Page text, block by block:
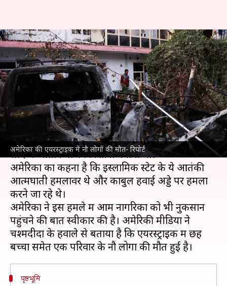
अमेरिका की एयरस्ट्राइक में नौ लोगों की मौत- रिपोर्ट
काबुल: अमेरिका की एयरस्ट्राइक में
छह बच्चों समेत एक परिवार के नौ
लोगों की मौत- रिपोर्ट
लेखन 08:39 am
अमेरिका ने रविवार को काबुल में एक एयरस्ट्राइक कर
संदिग्ध आतंकियों को निशाना बनाया था।
अमेरिका का कहना है कि इस्लामिक स्टेट के ये आतंकी
आत्मघाती हमलावर थे और काबुल हवाई अड्डे पर हमला
करने जा रहे थे।
अमेरिका ने इस हमले में आम नागरिकों को भी नुकसान
पहुंचने की बात स्वीकार की है। अमेरिकी मीडिया ने
चश्मदीदों के हवाले से बताया है कि एयरस्ट्राइक में छह
पृष्ठभूमि